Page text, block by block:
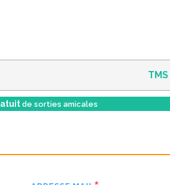
TMS
de sorties amicales